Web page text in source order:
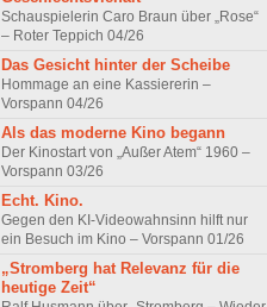
Schauspielerin Caro Braun über „Rose“
– Roter Teppich 04/26
Das Gesicht hinter der Scheibe
Hommage an eine Kassiererin –
Vorspann 04/26
Als das moderne Kino begann
Der Kinostart von „Außer Atem“ 1960 –
Vorspann 03/26
Echt. Kino.
Gegen den KI-Videowahnsinn hilft nur
ein Besuch im Kino – Vorspann 01/26
„Stromberg hat Relevanz für die
heutige Zeit“